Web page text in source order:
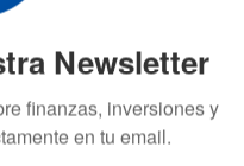
se convirtió en una
Newsletter
finanzas, inversiones y
en tu email.